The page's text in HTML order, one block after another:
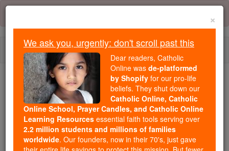
Skip
content
Because of You, 2.2 Million
Students Are Being Formed in the
Faith
Because of generous supporters like you,
×
We ask you, urgently: don't scroll past this
Dear readers, Catholic
Online was de-platformed
by Shopify for our pro-life
beliefs. They shut down our
Catholic Online, Catholic
Online School, Prayer Candles, and Catholic Online
Learning Resources essential faith tools serving over
2.2 million students and millions of families
worldwide. Our founders, now in their 70's, just gave